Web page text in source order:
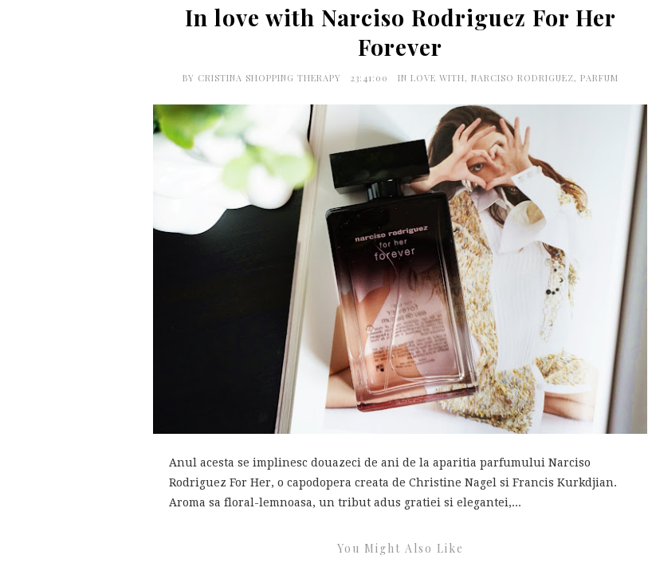
In love with Narciso Rodriguez For Her
Forever
BY CRISTINA SHOPPING THERAPY 23:41:00 IN LOVE WITH, NARCISO RODRIGUEZ, PARFUM
Anul acesta se implinesc douazeci de ani de la aparitia parfumului Narciso
Rodriguez For Her, o capodopera creata de Christine Nagel si Francis Kurkdjian.
Aroma sa floral-lemnoasa, un tribut adus gratiei si elegantei,...
You Might Also Like